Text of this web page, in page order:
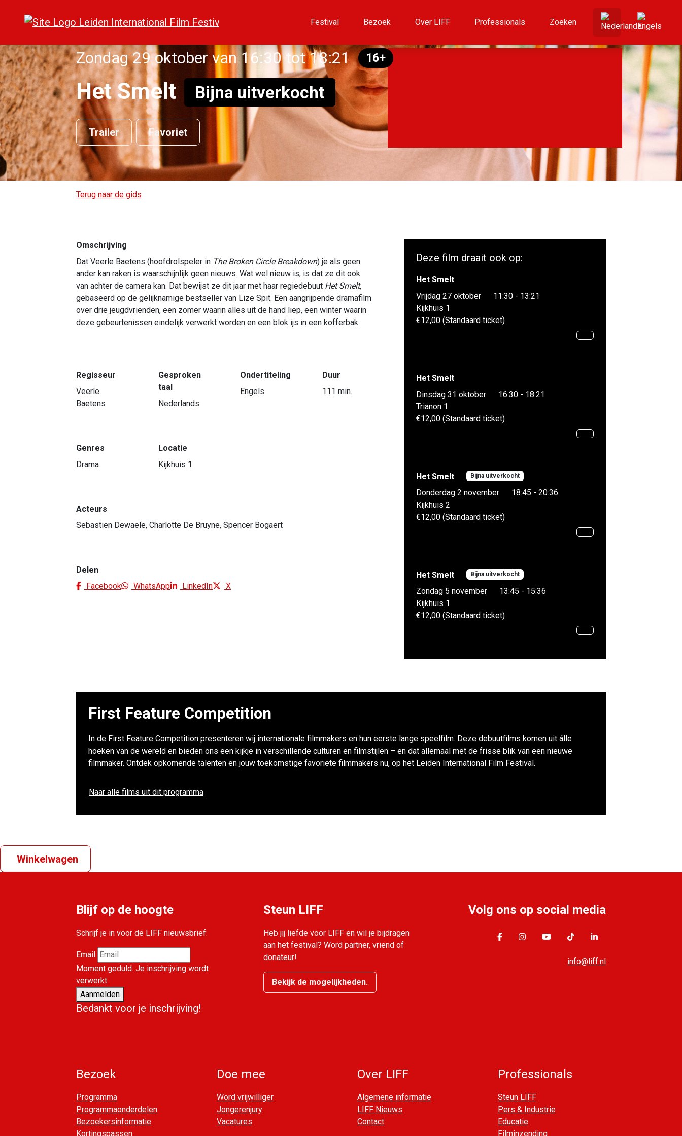
Festival Bezoek Over LIFF Professionals Zoeken
Zondag 29 oktober van 16:30 tot 18:21 16+
Het Smelt Bijna uitverkocht
Trailer Favoriet
Terug naar de gids
Omschrijving
Dat Veerle Baetens (hoofdrolspeler in The Broken Circle Breakdown) je als geen
ander kan raken is waarschijnlijk geen nieuws. Wat wel nieuw is, is dat ze dit ook
van achter de camera kan. Dat bewijst ze dit jaar met haar regiedebuut Het Smelt,
gebaseerd op de gelijknamige bestseller van Lize Spit. Een aangrijpende dramafilm
over drie jeugdvrienden, een zomer waarin alles uit de hand liep, een winter waarin
deze gebeurtenissen eindelijk verwerkt worden en een blok ijs in een kofferbak.
Regisseur
Veerle
Baetens
Gesproken
taal
Nederlands
Ondertiteling
Engels
Duur
111 min.
Genres
Drama
Locatie
Kijkhuis 1
Acteurs
Sebastien Dewaele, Charlotte De Bruyne, Spencer Bogaert
Delen
Facebook
WhatsApp LinkedIn X
Deze film draait ook op:
Het Smelt
Vrijdag 27 oktober
11:30 - 13:21
Kijkhuis 1
€12,00 (Standaard ticket)
Het Smelt
Dinsdag 31 oktober
16:30 - 18:21
Trianon 1
€12,00 (Standaard ticket)
Het Smelt Bijna uitverkocht
Donderdag 2 november
18:45 - 20:36
Kijkhuis 2
€12,00 (Standaard ticket)
Het Smelt Bijna uitverkocht
Zondag 5 november
13:45 - 15:36
Kijkhuis 1
€12,00 (Standaard ticket)
First Feature Competition
In de First Feature Competition presenteren wij internationale filmmakers en hun eerste lange speelfilm. Deze debuutfilms komen uit álle
hoeken van de wereld en bieden ons een kijkje in verschillende culturen en filmstijlen – en dat allemaal met de frisse blik van een nieuwe
filmmaker. Ontdek opkomende talenten en jouw toekomstige favoriete filmmakers nu, op het Leiden International Film Festival.
Naar alle films uit dit programma
Winkelwagen
Blijf op de hoogte
Schrijf je in voor de LIFF nieuwsbrief:
Email
Moment geduld. Je inschrijving wordt
verwerkt
Aanmelden
Bedankt voor je inschrijving!
Steun LIFF
Heb jij liefde voor LIFF en wil je bijdragen
aan het festival? Word partner, vriend of
donateur!
Bekijk de mogelijkheden.
Volg ons op social media
info@liff.nl
Bezoek
Programma
Programmaonderdelen
Bezoekersinformatie
Kortingspassen
Doe mee
Word vrijwilliger
Jongerenjury
Vacatures
Over LIFF
Algemene informatie
LIFF Nieuws
Contact
Professionals
Steun LIFF
Pers & Industrie
Educatie
Filminzending